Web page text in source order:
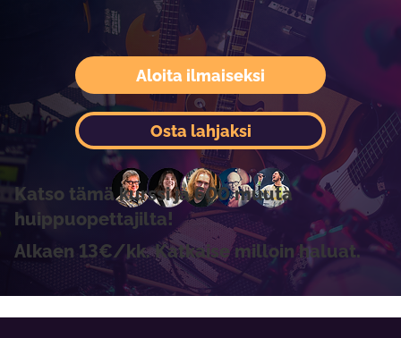
Aloita ilmaiseksi
Katso tämä kurssi ja 600 muuta
huippuopettajilta!
Alkaen 13€/kk. Katkaise milloin haluat.
Osta lahjaksi